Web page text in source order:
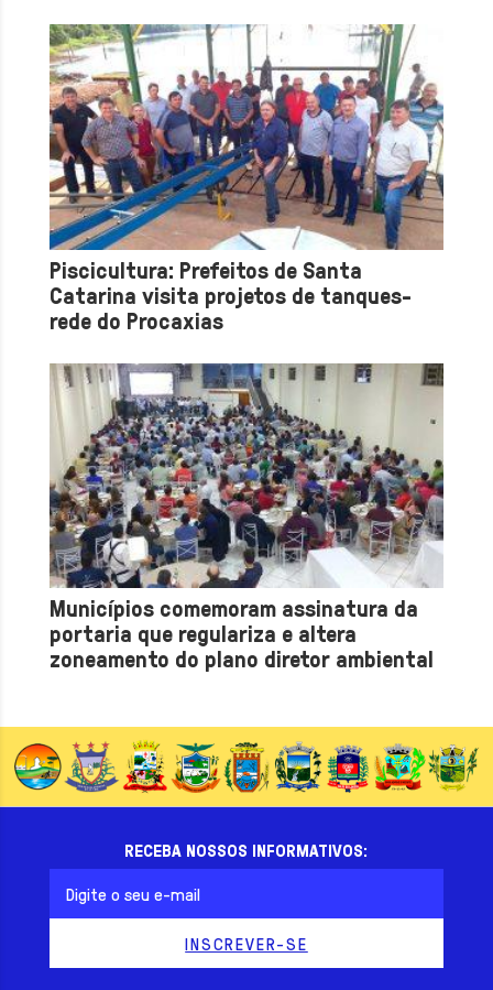
Piscicultura: Prefeitos de Santa
Catarina visita projetos de tanques-
rede do Procaxias
Municípios comemoram assinatura da
portaria que regulariza e altera
zoneamento do plano diretor ambiental
RECEBA NOSSOS INFORMATIVOS: